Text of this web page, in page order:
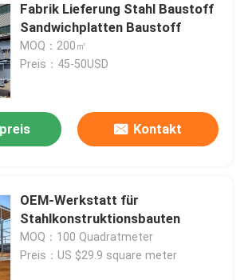
Fabrik Lieferung Stahl Baustoff
Sandwichplatten Baustoff
MOQ：200㎡
Preis：45-50USD
Kontakt
OEM-Werkstatt für
Stahlkonstruktionsbauten
MOQ：100 Quadratmeter
Preis：US $29.9 square meter